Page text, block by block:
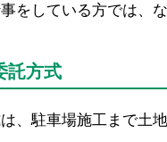
をしている方では、
託方式
、駐車場施工まで土